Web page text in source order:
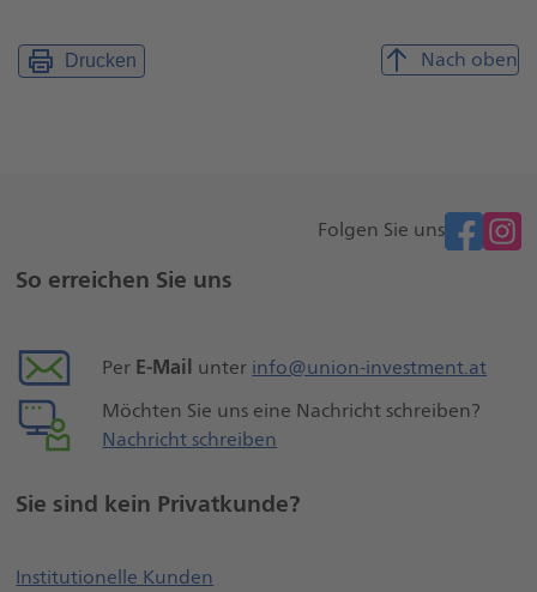
Drucken Nach oben
Folgen Sie unsfacebook
So erreichen Sie uns
Per E-Mail unter info@union-investment.at
Möchten Sie uns eine Nachricht schreiben?
Nachricht schreiben
Sie sind kein Privatkunde?
Institutionelle Kunden